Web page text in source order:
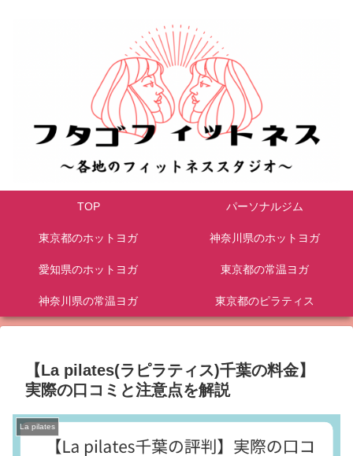
TOP パーソナルジム
東京都のホットヨガ 神奈川県のホットヨガ
愛知県のホットヨガ 東京都の常温ヨガ
神奈川県の常温ヨガ 東京都のピラティス
【La pilates(ラピラティス)千葉の料金】
実際の口コミと注意点を解説
La pilates